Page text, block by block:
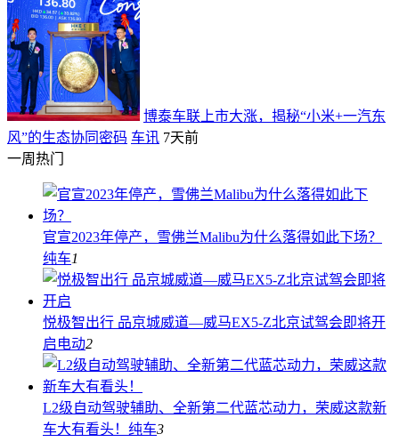
博泰车联上市大涨，揭秘“小米+一汽东
风”的生态协同密码 车讯 7天前
一周热门
官宣2023年停产，雪佛兰Malibu为什么落得如此下场？
纯车1
悦极智出行 品京城威道—威马EX5-Z北京试驾会即将开
启电动2
L2级自动驾驶辅助、全新第二代蓝芯动力，荣威这款新
车大有看头！ 纯车3